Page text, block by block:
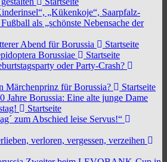
„Kükenkoje“, Saarpfalz-
als „schönste Nebensache der
Abend für Borussia
Startseite
Borussiae
Startseite
oder Party-Crash?
Märchenprinz für Borussia?
Startseite
Jahre Borussia: Eine alte junge Dame
Startseite
zum Abschied leise Servus!“
verloren, vergessen, verzeihen